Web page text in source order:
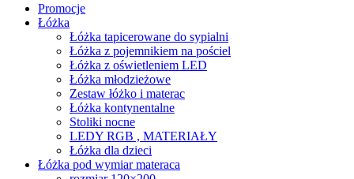
Promocje
Łóżka
Łóżka tapicerowane do sypialni
Łóżka z pojemnikiem na pościel
Łóżka z oświetleniem LED
Łóżka młodzieżowe
Zestaw łóżko i materac
Łóżka kontynentalne
Stoliki nocne
LEDY RGB , MATERIAŁY
Łóżka dla dzieci
Łóżka pod wymiar materaca